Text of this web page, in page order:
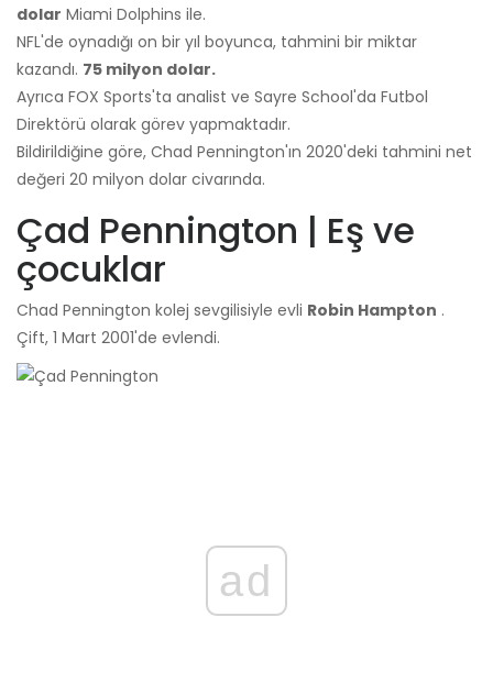
dolar Miami Dolphins ile.
NFL'de oynadığı on bir yıl boyunca, tahmini bir miktar
kazandı. 75 milyon dolar.
Ayrıca FOX Sports'ta analist ve Sayre School'da Futbol
Direktörü olarak görev yapmaktadır.
Bildirildiğine göre, Chad Pennington'ın 2020'deki tahmini net
değeri 20 milyon dolar civarında.
Çad Pennington | Eş ve
çocuklar
Chad Pennington kolej sevgilisiyle evli Robin Hampton .
Çift, 1 Mart 2001'de evlendi.
ad